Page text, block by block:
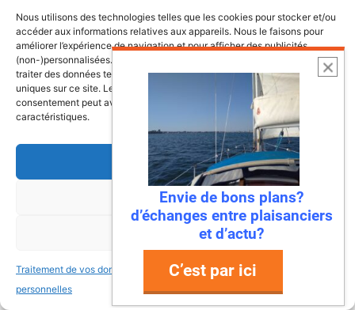
Nous utilisons des technologies telles que les cookies pour stocker et/ou
accéder aux informations relatives aux appareils. Nous le faisons pour
améliorer l’expérience de navigation et pour afficher des publicités
(non-)personnalisées. Consentir à ces technologies nous autorisera à
traiter des données telles que le comportement de navigation ou les ID
uniques sur ce site. Le fait de ne pas consentir ou de retirer son
consentement peut avoir un effet négatif sur certaines fonctonnalités et
caractéristiques.
Accepter
Refuser
Voir les préférences
Traitement de vos données
personnelles
Traitement de vos données
personnelles
Le Moody 45DS est un voilier qui a surpris à sa
sortie, en 2008. Ce voilier, issu de l’union du
chantier anglais Moody et de l’allemand Hanse
est un voilier qui offre beaucoup plus que son
aspect caravane peut laisser penser. Le
chantier Moody a été créé en 1830, par l’anglais
John Moody. Le chantier …
Catégories
Bateaux,Voiliers de 12 à 14 mètres
Envie de bons plans?
d’échanges entre plaisanciers
et d’actu?
C’est par ici